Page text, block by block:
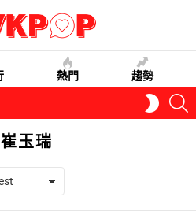
熱門 趨勢
SKIN
崔玉瑞